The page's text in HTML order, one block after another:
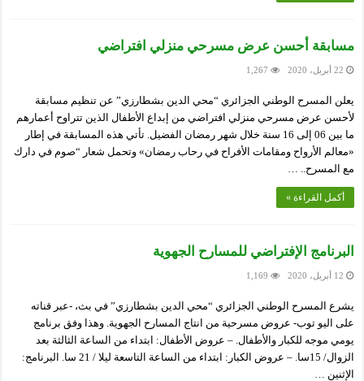
مسابقة أحسن عرض مسرحي منزلي افتراضي
22 أبريل، 2020 1,267
يعلن المسرح الوطني الجزائري “محي الدين بشطارزي” عن تنظيم مسابقة
لأحسن عرض مسرحي منزلي افتراضي من إبداع الأطفال الذين تتراوح أعمارهم
ما بين 06 إلى 16 سنة خلال شهر رمضان الفضيل. تأتي هذه المسابقة في إطار
«معالم الأرواح ومقامات الأفراح في رحاب رمضان» وتحمل شعار “صوم في دارك
مع المسرح.. …
أكمل القراءة »
البرنامج الإفتراضي للمسارح الجهوية
12 أبريل، 2020 1,169
يشرع المسرح الوطني الجزائري “محي الدين بشطارزي” في بث، -عبر قناته
على اليو توب- عروض مسرحية من انتاج المسارح الجهوية. وهذا وفق برنامج
يومي موجه للكبار والأطفال. – عروض الأطفال: ابتداء من الساعة الثالثة بعد
الزوال/ 15سا. – عروض الكبار: ابتداء من الساعة التاسعة ليلا / 21 سا. البرنامج:
الإثنين …